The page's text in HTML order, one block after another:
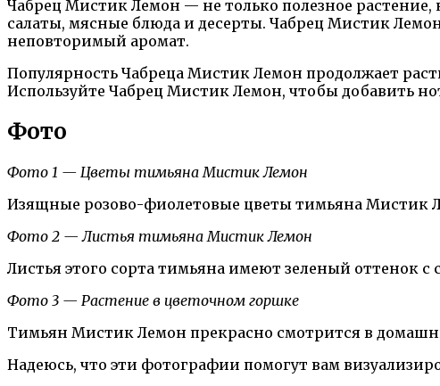
Чабрец Мистик Лемон — не только полезное
салаты, мясные блюда и десерты. Чабрец Мистик
неповторимый аромат.
Популярность Чабреца Мистик Лемон продолжает
Используйте Чабрец Мистик Лемон, чтобы добавить
Фото
Фото 1 — Цветы тимьяна Мистик Лемон
Изящные розово-фиолетовые цветы тимьяна Мистик
Фото 2 — Листья тимьяна Мистик Лемон
Листья этого сорта тимьяна имеют зеленый оттенок
Фото 3 — Растение в цветочном горшке
Тимьян Мистик Лемон прекрасно смотрится в
Надеюсь, что эти фотографии помогут вам